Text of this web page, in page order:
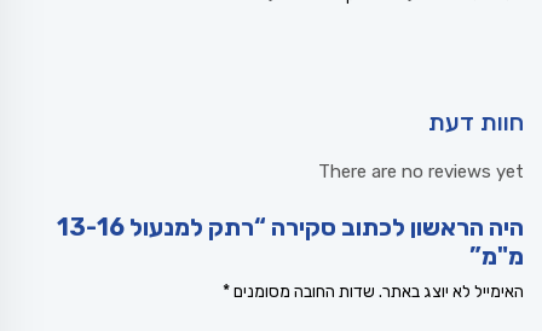
חוות דעת
There are no reviews yet
היה הראשון לכתוב סקירה “רתק למנעול 13-16
מ"מ”
האימייל לא יוצג באתר. שדות החובה מסומנים*